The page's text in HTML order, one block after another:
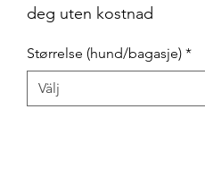
deg uten kostnad
Størrelse (hund/bagasje) *
Välj